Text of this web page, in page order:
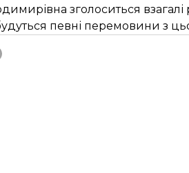
зголоситься
певні перемовини з